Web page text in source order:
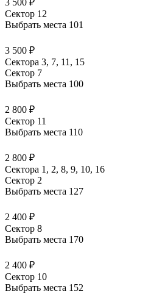
3 500 ₽
Сектор 12
Выбрать места 101
3 500 ₽
Сектора 3, 7, 11, 15
Сектор 7
Выбрать места 100
2 800 ₽
Сектор 11
Выбрать места 110
2 800 ₽
Сектора 1, 2, 8, 9, 10, 16
Сектор 2
Выбрать места 127
2 400 ₽
Сектор 8
Выбрать места 170
2 400 ₽
Сектор 10
Выбрать места 152